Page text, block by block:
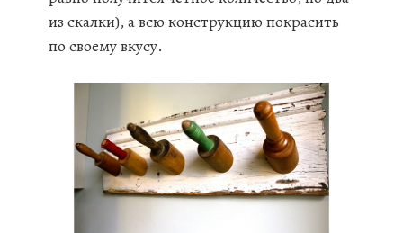
из скалки), а всю конструкцию покрасить
по своему вкусу.